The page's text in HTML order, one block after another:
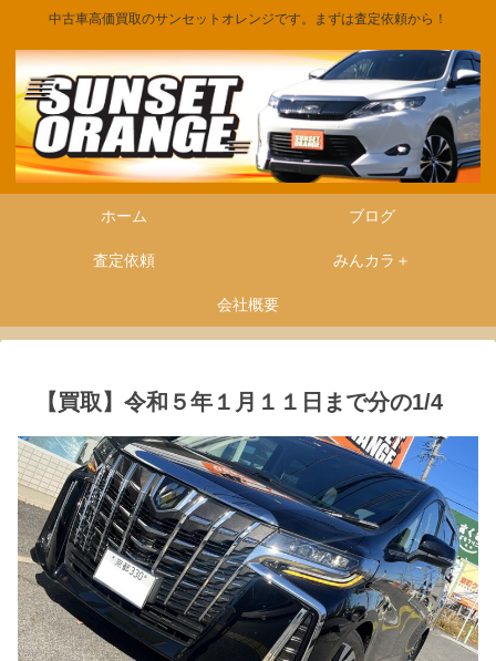
中古車高価買取のサンセットオレンジです。まずは査定依頼から！
ホーム ブログ
査定依頼 みんカラ＋
会社概要
【買取】令和５年１月１１日まで分の1/4